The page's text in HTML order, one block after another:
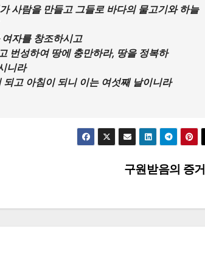
사람을 만들고 그들로 바다의 물고기와 하늘
자를 창조하시고
번성하여 땅에 충만하라, 땅을 정복하
니라
고 아침이 되니 이는 여섯째 날이니라
구원받음의 증거